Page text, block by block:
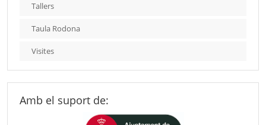
Tallers
Taula Rodona
Visites
Amb el suport de: